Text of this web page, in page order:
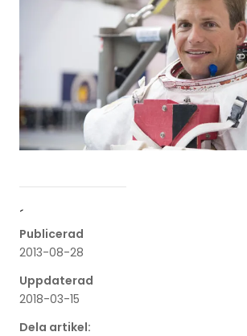
´
Publicerad
2013-08-28
Uppdaterad
2018-03-15
Dela artikel: